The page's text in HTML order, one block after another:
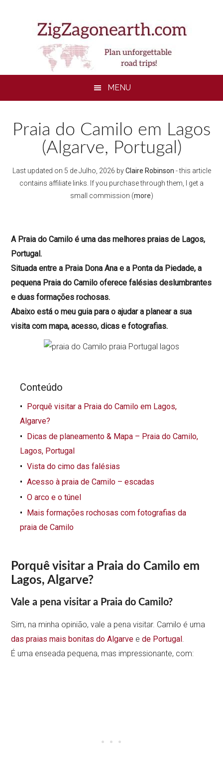
MENU
Praia do Camilo em Lagos
(Algarve, Portugal)
Last updated on 5 de Julho, 2026 byClaire Robinson - this article
contains affiliate links. If you purchase through them, I get a
small commission (more)
A Praia do Camilo é uma das melhores praias de Lagos,
Portugal.
Situada entre a Praia Dona Ana e a Ponta da Piedade, a
pequena Praia do Camilo oferece falésias deslumbrantes
e duas formações rochosas.
Abaixo está o meu guia para o ajudar a planear a sua
visita com mapa, acesso, dicas e fotografias.
Conteúdo
Porquê visitar a Praia do Camilo em Lagos,
Algarve?
Dicas de planeamento & Mapa – Praia do Camilo,
Lagos, Portugal
Vista do cimo das falésias
Acesso à praia de Camilo – escadas
O arco e o túnel
Mais formações rochosas com fotografias da
praia de Camilo
Porquê visitar a Praia do Camilo em
Lagos, Algarve?
Vale a pena visitar a Praia do Camilo?
Sim, na minha opinião, vale a pena visitar. Camilo é uma
das praias mais bonitas do Algarve ede Portugal .
É uma enseada pequena, mas impressionante, com: